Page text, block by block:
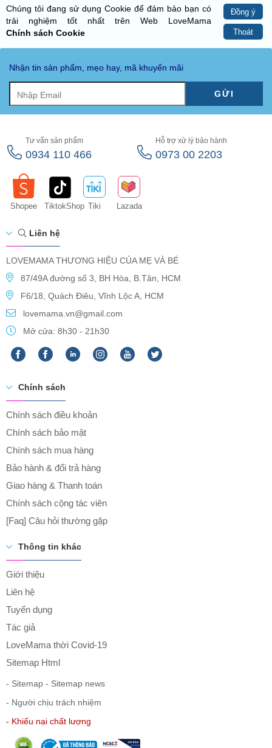
Chúng tôi đang sử dụng Cookie để đảm bảo bạn có
trải nghiệm tốt nhất trên Web LoveMama
Chính sách Cookie
Đồng ý
Thoát
Nhận tin sản phẩm, mẹo hay, mã khuyến mãi
GỬI
Tư vấn sản phẩm
0934 110 466
Hỗ trợ xử lý bảo hành
0973 00 2203
Shopee TiktokShop Tiki Lazada
Liên hệ
LOVEMAMA THƯƠNG HIỆU CỦA MẸ VÀ BÉ
87/49A đường số 3, BH Hòa, B.Tân, HCM
F6/18, Quách Điêu, Vĩnh Lộc A, HCM
lovemama.vn@gmail.com
Mở cửa: 8h30 - 21h30
Chính sách
Chính sách điều khoản
Chính sách bảo mật
Chính sách mua hàng
Bảo hành & đổi trả hàng
Giao hàng & Thanh toán
Chính sách cộng tác viên
[Faq] Câu hỏi thường gặp
Thông tin khác
Giới thiệu
Liên hệ
Tuyển dụng
Tác giả
LoveMama thời Covid-19
Sitemap Html
- Sitemap - Sitemap news
- Người chịu trách nhiệm
- Khiếu nại chất lượng